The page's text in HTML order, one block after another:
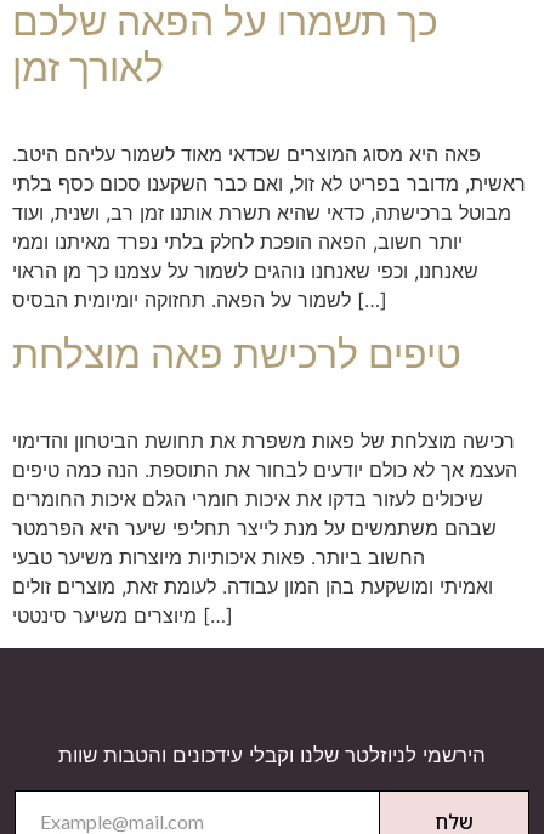
כך תשמרו על הפאה שלכם
לאורך זמן
פאה היא מסוג המוצרים שכדאי מאוד לשמור עליהם היטב.
ראשית, מדובר בפריט לא זול, ואם כבר השקענו סכום כסף בלתי
מבוטל ברכישתה, כדאי שהיא תשרת אותנו זמן רב, ושנית, ועוד
יותר חשוב, הפאה הופכת לחלק בלתי נפרד מאיתנו וממי
שאנחנו, וכפי שאנחנו נוהגים לשמור על עצמנו כך מן הראוי
לשמור על הפאה. תחזוקה יומיומית הבסיס […]
טיפים לרכישת פאה מוצלחת
רכישה מוצלחת של פאות משפרת את תחושת הביטחון והדימוי
העצמ אך לא כולם יודעים לבחור את התוספת. הנה כמה טיפים
שיכולים לעזור בדקו את איכות חומרי הגלם איכות החומרים
שבהם משתמשים על מנת לייצר תחליפי שיער היא הפרמטר
החשוב ביותר. פאות איכותיות מיוצרות משיער טבעי
ואמיתי ומושקעת בהן המון עבודה. לעומת זאת, מוצרים זולים
מיוצרים משיער סינטטי […]
הירשמי לניוזלטר שלנו וקבלי עידכונים והטבות שוות
שלח